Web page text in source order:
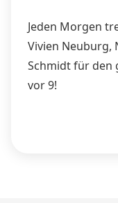
Jeden Morgen
Vivien Neuburg,
Schmidt für den
vor 9!